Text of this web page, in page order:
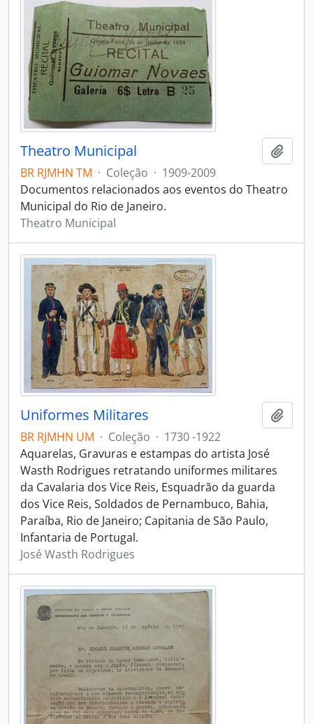
Theatro Municipal
BR RJMHN TM · Coleção · 1909-2009
Documentos relacionados aos eventos do Theatro
Municipal do Rio de Janeiro.
Theatro Municipal
Uniformes Militares
BR RJMHN UM · Coleção · 1730 -1922
Aquarelas, Gravuras e estampas do artista José
Wasth Rodrigues retratando uniformes militares
da Cavalaria dos Vice Reis, Esquadrão da guarda
dos Vice Reis, Soldados de Pernambuco, Bahia,
Paraíba, Rio de Janeiro; Capitania de São Paulo,
Infantaria de Portugal.
José Wasth Rodrigues